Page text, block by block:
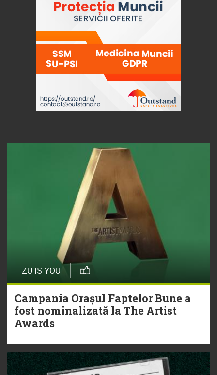
ZU IS YOU
Campania Orașul Faptelor Bune a
fost nominalizată la The Artist
Awards